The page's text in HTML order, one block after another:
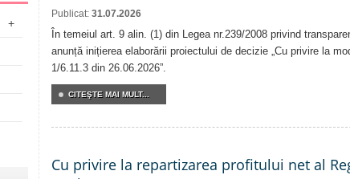
+
Publicat: 31.07.2026
În temeiul art. 9 alin. (1) din Legea nr.239/2008 privind
anunță inițierea elaborării proiectului de decizie „Cu privire la
1/6.11.3 din 26.06.2026”.
CITEŞTE MAI MULT...
Cu privire la repartizarea profitului net al